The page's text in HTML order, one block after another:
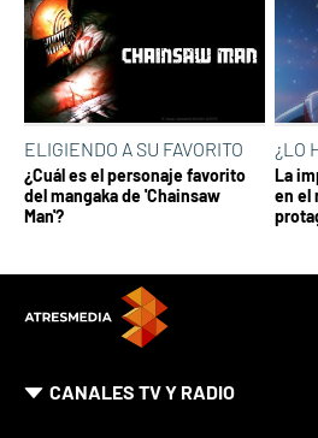
ELIGIENDO A SU FAVORITO
¿Cuál es el personaje favorito
del mangaka de 'Chainsaw
Man'?
¿LO
La
en el
CANALES TV Y RADIO